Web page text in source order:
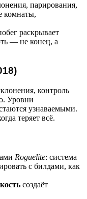
парирования,
комнаты,
раскрывает
— не конец, а
контроль
Уровни
узнаваемыми.
теряет всё.
Roguelite: система
с билдами, как
создаёт